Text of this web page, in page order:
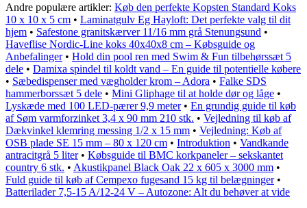
Andre populære artikler: Køb den perfekte Kopsten Standard Koks
10 x 10 x 5 cm • Laminatgulv Eg Hayloft: Det perfekte valg til dit
hjem • Safestone granitskærver 11/16 mm grå Stenungsund •
Haveflise Nordic-Line koks 40x40x8 cm – Købsguide og
Anbefalinger• Hold din pool ren med Swim & Fun tilbehørssæt 5
dele • Damixa spindel til koldt vand – En guide til potentielle købere
• Sæbedispenser med vægholder krom – Adora • Falke SDS
hammerborssæt 5 dele • Mini Gliphage til at holde dør og låge •
Lyskæde med 100 LED-pærer 9,9 meter• En grundig guide til køb
af Søm varmforzinket 3,4 x 90 mm 210 stk. • Vejledning til køb af
Dækvinkel klemring messing 1/2 x 15 mm • Vejledning: Køb af
OSB plade SE 15 mm – 80 x 120 cm • Introduktion • Vandkande
antracitgrå 5 liter• Købsguide til BMC korkpaneler – sekskantet
country 6 stk. • Akustikpanel Black Oak 22 x 605 x 3000 mm •
Fuld guide til køb af Cempexo fugesand 15 kg til belægninger•
Batterilader 7,5-15 A/12-24 V – Autozone: Alt du behøver at vide